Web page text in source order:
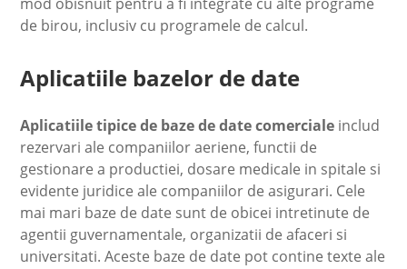
de birou, inclusiv cu programele de calcul.
Aplicatiile bazelor de date
Aplicatiile tipice de baze de date comerciale includ
rezervari ale companiilor aeriene, functii de
gestionare a productiei, dosare medicale in spitale si
evidente juridice ale companiilor de asigurari. Cele
mai mari baze de date sunt de obicei intretinute de
agentii guvernamentale, organizatii de afaceri si
universitati. Aceste baze de date pot contine texte ale